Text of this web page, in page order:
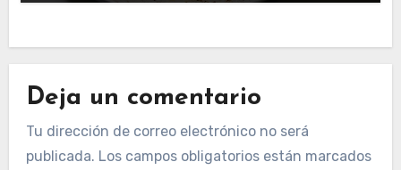
Deja un comentario
Tu dirección de correo electrónico no será
publicada. Los campos obligatorios están marcados